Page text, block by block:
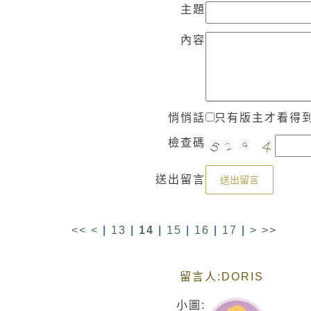
主題
內容
悄悄話 只有版主才看得
檢查碼
送出留言 送出留言
<< < 13 14 15 16 17 > >>
留言人: DORIS
小圖: